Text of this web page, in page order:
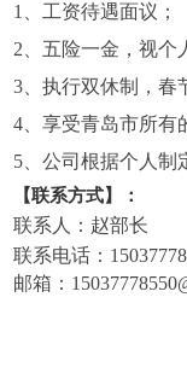
1、 工资待遇面议；
2、 五险一金，视个
3 、执行双休制，春
4 、享受青岛市所有
5 、公司根据个人
【联系方式】：
联系人：赵部长
联系电话：
邮箱：